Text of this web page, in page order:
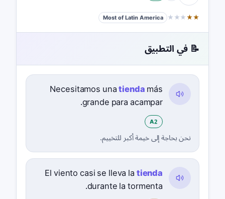
★
★
★
★
★
Most of Latin America
📝 في التطبيق
Necesitamos unatiendamás
grande para acampar.
A2
نحن بحاجة إلى خيمة أكبر للتخييم.
El viento casi se lleva latienda
durante la tormenta.